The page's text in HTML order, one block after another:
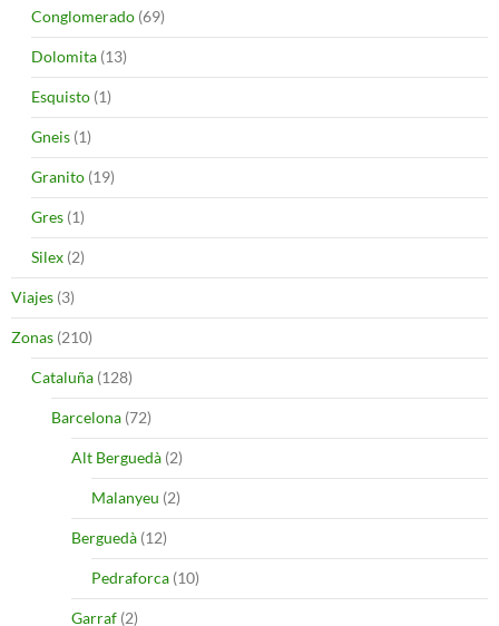
Conglomerado (69)
Dolomita (13)
Esquisto (1)
Gneis (1)
Granito (19)
Gres (1)
Silex (2)
Viajes (3)
Zonas (210)
Cataluña (128)
Barcelona (72)
Alt Berguedà (2)
Malanyeu (2)
Berguedà (12)
Pedraforca (10)
Garraf (2)